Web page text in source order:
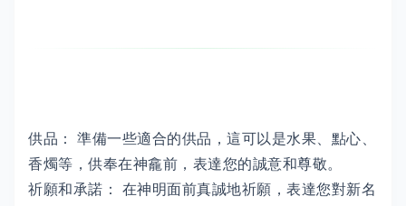
供品： 準備一些適合的供品，這可以是水果、點心、
香燭等，供奉在神龕前，表達您的誠意和尊敬。
祈願和承諾： 在神明面前真誠地祈願，表達您對新名